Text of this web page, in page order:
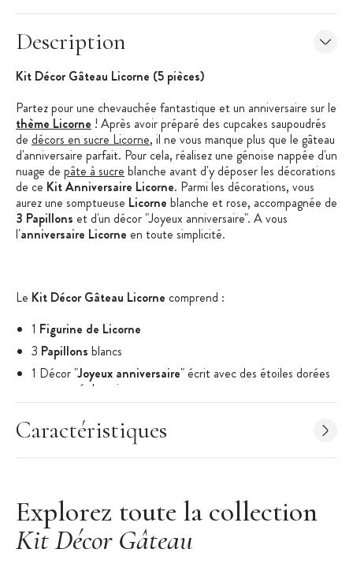
Description
Kit Décor Gâteau Licorne (5 pièces)
Partez pour une chevauchée fantastique et un anniversaire sur le
thème Licorne ! Après avoir préparé des cupcakes saupoudrés
de décors en sucre Licorne, il ne vous manque plus que le gâteau
d'anniversaire parfait. Pour cela, réalisez une génoise nappée d'un
nuage de pâte à sucre blanche avant d'y déposer les décorations
de ce Kit Anniversaire Licorne. Parmi les décorations, vous
aurez une somptueuse Licorne blanche et rose, accompagnée de
3 Papillons et d'un décor "Joyeux anniversaire". A vous
l'anniversaire Licorne en toute simplicité.
Le Kit Décor Gâteau Licorne comprend :
1 Figurine de Licorne
3 Papillons blancs
1 Décor "Joyeux anniversaire" écrit avec des étoiles dorées
et entouré de noir
Caractéristiques Kit Décor Gâteau :
Matériau : Plastique conforme aux normes de contact
alimentaire
Marque : Gatodéco
Caractéristiques
Explorez toute la collection
Kit Décor Gâteau